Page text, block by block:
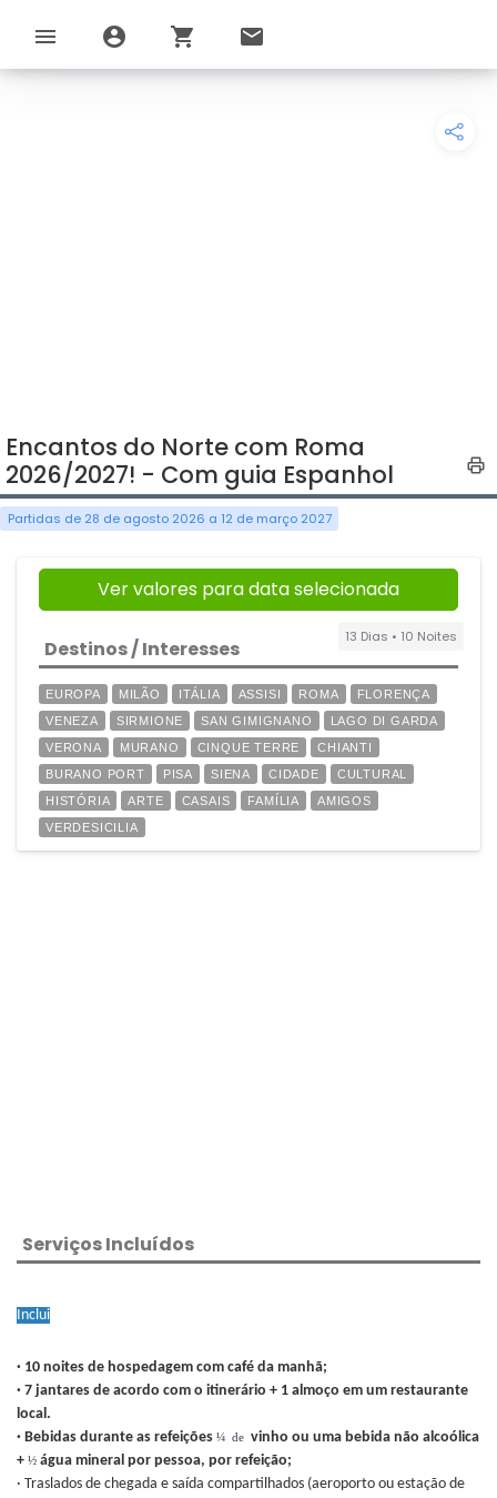
menu account_circle shopping_cart email
Encantos do Norte com Roma
2026/2027! - Com guia Espanhol
Partidas de 28 de agosto 2026 a 12 de março 2027
Ver valores para data selecionada
13 Dias • 10 Noites
Destinos / Interesses
EUROPA MILÃO ITÁLIA ASSISI ROMA
FLORENÇA
VENEZA
SIRMIONE SAN GIMIGNANO
LAGO DI GARDA
VERONA
MURANO CINQUE TERRE
CHIANTI
BURANO PORT
PISA SIENA CIDADE
CULTURAL
HISTÓRIA
ARTE CASAIS FAMÍLIA
AMIGOS
VERDESICILIA
Serviços Incluídos
Inclui
· 10 noites de hospedagem com café da manhã;
· 7 jantares de acordo com o itinerário + 1 almoço em um restaurante
local.
· Bebidas durante as refeições ¼ de vinho ou uma bebida não alcoólica
+ ½ água mineral por pessoa, por refeição;
· Traslados de chegada e saída compartilhados (aeroporto ou estação de